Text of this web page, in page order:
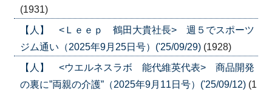
(1931)
【人】 <Ｌｅｅｐ 鶴田大貴社長> 週５でスポーツ
ジム通い（2025年9月25日号）('25/09/29) (1928)
【人】 <ウエルネスラボ 能代維英代表> 商品開発
の裏に”両親の介護”（2025年9月11日号）('25/09/12) (1